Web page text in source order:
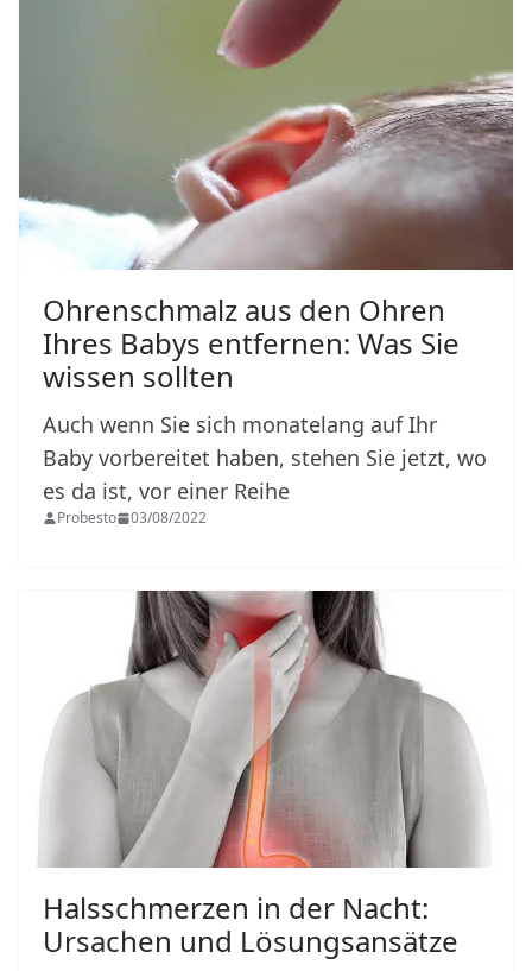
Ohrenschmalz aus den Ohren
Ihres Babys entfernen: Was Sie
wissen sollten
Auch wenn Sie sich monatelang auf Ihr
Baby vorbereitet haben, stehen Sie jetzt, wo
es da ist, vor einer Reihe
Probesto 03/08/2022
Halsschmerzen in der Nacht:
Ursachen und Lösungsansätze